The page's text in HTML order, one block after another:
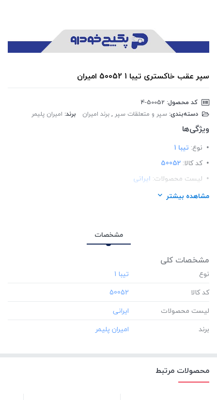
سپر عقب خاکستری تیبا 1 50052 امیران
کد محصول:
دسته‌بندی: سپر و متعلقات سپر ,برند امیران برند: امیران پلیمر
ویژگی‌ها
نوع: تیبا 1
کد کالا: 50052
لیست محصولات: ایرانی
برند:امیران پلیمر
مشاهده بیشتر
مشخصات
مشخصات کلی
نوع
کد کالا
‎50052
لیست محصولات
برند
محصولات مرتبط